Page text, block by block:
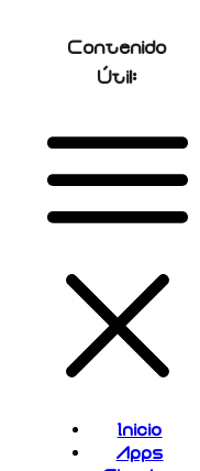
Contenido
Útil:
Inicio
Apps